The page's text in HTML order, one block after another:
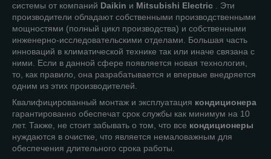
системы от компаний Daikin и Mitsubishi Electric . Эти
производители обладают собственными производственными
мощностями (полный цикл производства) и собственными
инженерно-исследовательскими отделами. Большая часть
инноваций в климатической технике так или иначе связана с
ними. Если в данной сфере появляется новая технология,
то, как правило, она разрабатывается и впервые внедряется
одним из этих производителей.
Квалифицированный монтаж и эксплуатация кондиционера
гарантированно обеспечат срок службы как минимум на 10
лет. Также, не стоит забывать о том, что все кондиционеры
нуждаются в очистке, что является немаловажным для
обеспечения длительного срока работы.